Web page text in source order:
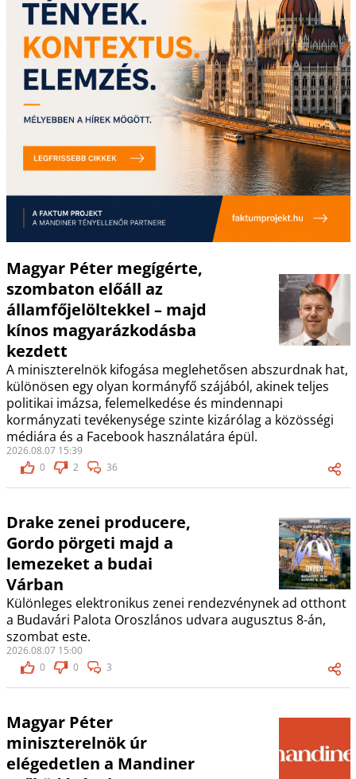
Magyar Péter megígérte,
szombaton előáll az
államfőjelöltekkel – majd
kínos magyarázkodásba
kezdett
A miniszterelnök kifogása meglehetősen abszurdnak hat,
különösen egy olyan kormányfő szájából, akinek teljes
politikai imázsa, felemelkedése és mindennapi
kormányzati tevékenysége szinte kizárólag a közösségi
médiára és a Facebook használatára épül.
2026.08.07 15:39
0
2 36
Drake zenei producere,
Gordo pörgeti majd a
lemezeket a budai
Várban
Különleges elektronikus zenei rendezvénynek ad otthont
a Budavári Palota Oroszlános udvara augusztus 8-án,
szombat este.
2026.08.07 15:00
0
0 3
Magyar Péter
miniszterelnök úr
elégedetlen a Mandiner